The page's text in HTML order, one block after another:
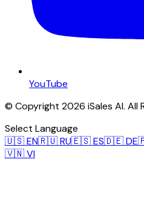
YouTube
© Copyright 2026 iSales AI. All
Select Language
🇺🇸EN🇷🇺RU🇪🇸ES🇩🇪DE
🇻🇳VI